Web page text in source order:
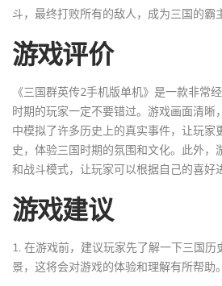
斗，最终打败所有的敌人，成为三国的霸
游戏评价
《三国群英传2手机版单机》是一款非常
时期的玩家一定不要错过。游戏画面清晰
中模拟了许多历史上的真实事件，让玩家
史，体验三国时期的氛围和文化。此外，
和战斗模式，让玩家可以根据自己的喜好
游戏建议
1. 在游戏前，建议玩家先了解一下三国历
景，这将会对游戏的体验和理解有所帮助。